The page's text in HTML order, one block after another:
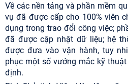
Về các nền tảng và phần mềm
vụ đã được cấp cho 100% viên
dụng trong trao đổi công việc;
đã được cập nhật dữ liệu; hệ
được đưa vào vận hành, tuy
phục một số vướng mắc kỹ
định.